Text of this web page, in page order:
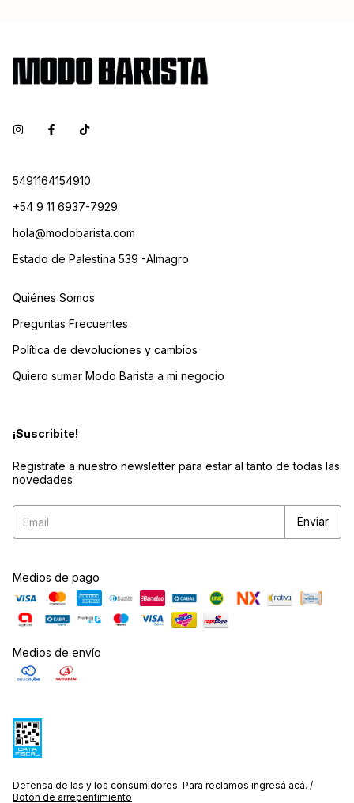
5491164154910
+54 9 11 6937-7929
hola@modobarista.com
Estado de Palestina 539 -Almagro
Quiénes Somos
Preguntas Frecuentes
Política de devoluciones y cambios
Quiero sumar Modo Barista a mi negocio
¡Suscribite!
Registrate a nuestro newsletter para estar al tanto de todas las
novedades
Medios de pago
Medios de envío
Defensa de las y los consumidores. Para reclamos ingresá acá. /
Botón de arrepentimiento